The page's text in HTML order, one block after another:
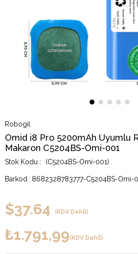
Robogil
Omid i8 Pro 5200mAh Uyumlu
Makaron C5204BS-Omi-001
(C5204BS-Omi-001)
Barkod : 8682328783777-C5204BS-Omi-
$37.64 (KDV Dahil)
₺1.791,99(KDV Dahil)